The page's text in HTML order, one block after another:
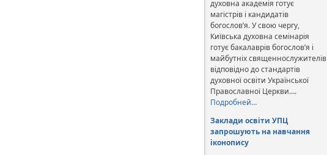
духовна академія готує
магістрів і кандидатів
богослов’я. У свою чергу,
Київська духовна семінарія
готує бакалаврів богослов’я і
майбутніх священнослужителів
відповідно до стандартів
духовної освіти Української
Православної Церкви….
Подробней…
Заклади освіти УПЦ
запрошують на навчання
іконопису